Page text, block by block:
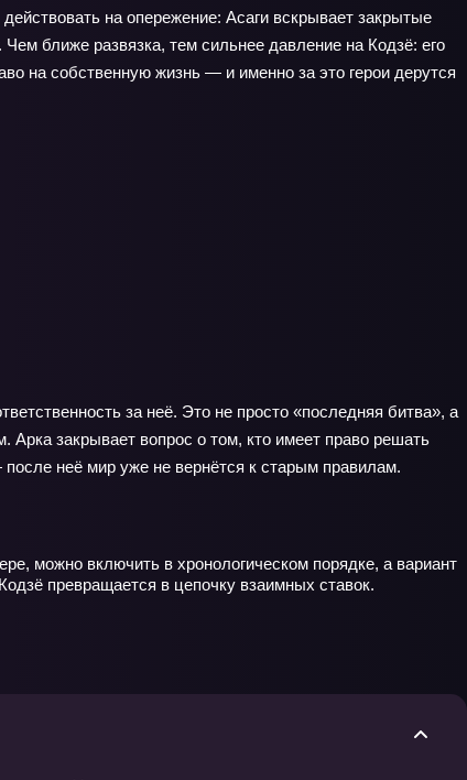
на опережение: Асаги вскрывает закрытые
ближе развязка, тем сильнее давление на Кодзё: его
на собственную жизнь — и именно за это герои дерутся
за неё. Это не просто «последняя битва», а
Арка закрывает вопрос о том, кто имеет право решать
неё мир уже не вернётся к старым правилам.
можно включить в хронологическом порядке, а вариант
превращается в цепочку взаимных ставок.